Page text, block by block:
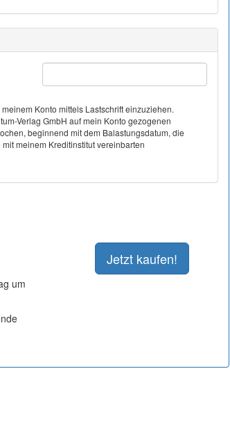
Konto mittels Lastschrift einzuziehen.
Verlag GmbH auf mein Konto gezogenen
beginnend mit dem Balastungsdatum, die
meinem Kreditinstitut vereinbarten
um